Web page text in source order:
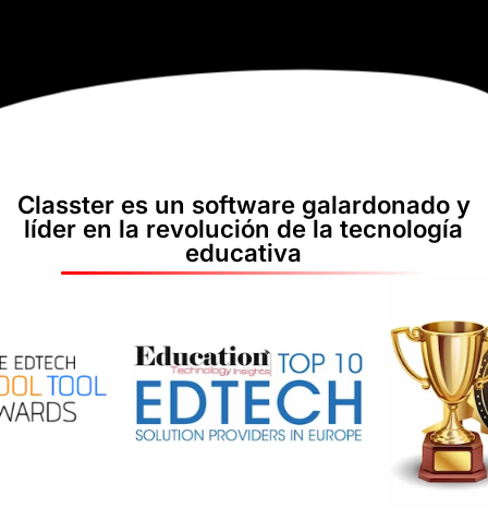
Classter es un software galardonado y
líder en la revolución de la tecnología
educativa